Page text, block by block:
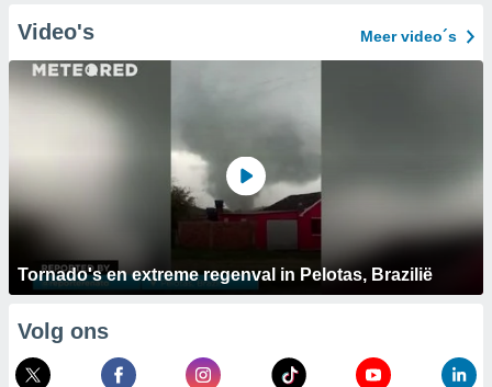
Video's Meer video´s
Tornado's en extreme regenval in Pelotas, Brazilië
Volg ons